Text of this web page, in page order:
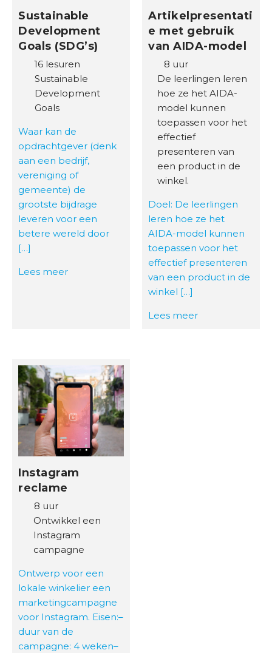
Sustainable
Development
Goals (SDG’s)
16 lesuren
Sustainable
Development
Goals
Waar kan de
opdrachtgever (denk
aan een bedrijf,
vereniging of
gemeente) de
grootste bijdrage
leveren voor een
betere wereld door
[…]
Lees meer
Artikelpresentati
e met gebruik
van AIDA-model
8 uur
De leerlingen leren
hoe ze het AIDA-
model kunnen
toepassen voor het
effectief
presenteren van
een product in de
winkel.
Doel: De leerlingen
leren hoe ze het
AIDA-model kunnen
toepassen voor het
effectief presenteren
van een product in de
winkel […]
Lees meer
Instagram
reclame
8 uur
Ontwikkel een
Instagram
campagne
Ontwerp voor een
lokale winkelier een
marketingcampagne
voor Instagram. Eisen:–
duur van de
campagne: 4 weken–